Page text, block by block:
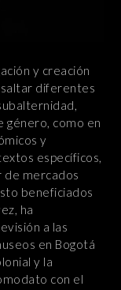
y creación
diferentes
género, como en
y
específicos,
de mercados
beneficiados
ha
a las
en Bogotá
y la
con el